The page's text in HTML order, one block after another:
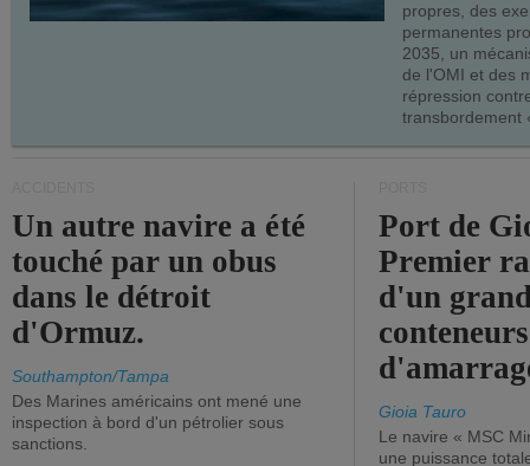
propres, des
permanentes
2035, un
de l'OMI et des
répression
transbordement
Un autre navire a été
touché par un obus
dans le détroit
d'Ormuz.
Southampton/Tampa
Des Marines américains ont mené une
inspection à bord d'un pétrolier sous
sanctions.
Port de
Premier
d'un
Gioia Tauro
Le navire « MSC
une puissance